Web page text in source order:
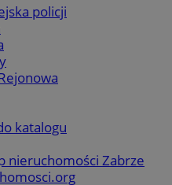
policji
katalogu
nieruchomości Zabrze